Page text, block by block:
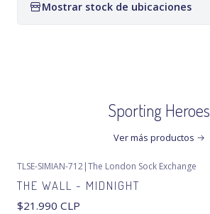
Mostrar stock de ubicaciones
Sporting Heroes
Ver más productos
TLSE-SIMIAN-712|The London Sock Exchange
THE WALL - MIDNIGHT
$21.990 CLP